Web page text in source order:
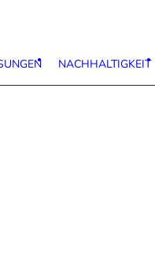
NACHHALTIGKEIT